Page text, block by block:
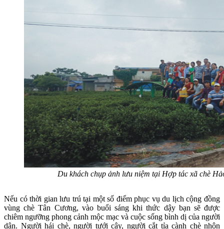
Du khách chụp ảnh lưu niệm tại Hợp tác xã chè
Nếu có thời gian lưu trú tại một số điểm phục vụ du lịch cộng đồng
vùng chè Tân Cương, vào buổi sáng khi thức dậy bạn sẽ được
chiêm ngưỡng phong cảnh mộc mạc và cuộc sống bình dị của người
dân. Người hái chè, người tưới cây, người cắt tỉa cành chè nhộn